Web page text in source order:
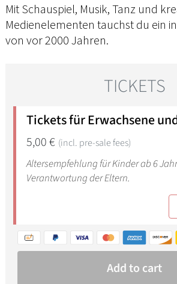
Mit Schauspiel, Musik, Tanz und
Medienelementen tauchst du ein
von vor 2000 Jahren.